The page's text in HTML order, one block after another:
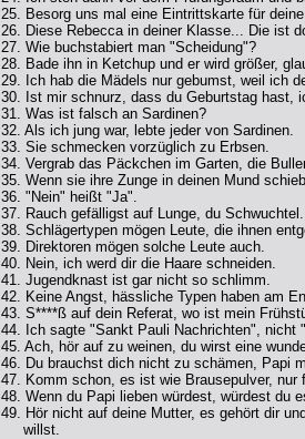
25. Besorg uns mal eine Eintrittskarte für
26. Diese Rebecca in deiner Klasse... Die ist
27. Wie buchstabiert man "Scheidung"?
28. Bade ihn in Ketchup und er wird größer,
29. Ich hab die Mädels nur gebumst, weil ich
30. Ist mir schnurz, dass du Geburtstag hast,
31. Was ist falsch an Sardinen?
32. Als ich jung war, lebte jeder von Sardinen.
33. Sie schmecken vorzüglich zu Erbsen.
34. Vergrab das Päckchen im Garten, die
35. Wenn sie ihre Zunge in deinen Mund
36. "Nein" heißt "Ja".
37. Rauch gefälligst auf Lunge, du Schwuchtel.
38. Schlägertypen mögen Leute, die ihnen
39. Direktoren mögen solche Leute auch.
40. Nein, ich werd dir die Haare schneiden.
41. Jugendknast ist gar nicht so schlimm.
42. Keine Angst, hässliche Typen haben am
43. S****ß auf dein Referat, wo ist mein
44. Ich sagte "Sankt Pauli Nachrichten", nicht
45. Ach, hör auf zu weinen, du wirst eine
46. Du brauchst dich nicht zu schämen, Papi
47. Komm schon, es ist wie Brausepulver, nur
48. Wenn du Papi lieben würdest, würdest du
49. Hör nicht auf deine Mutter, es gehört dir
willst.